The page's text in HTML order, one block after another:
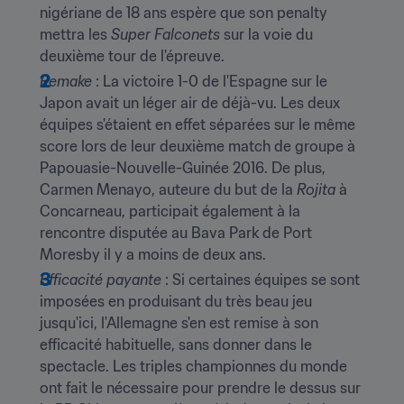
nigériane de 18 ans espère que son penalty
mettra les Super Falconets sur la voie du
deuxième tour de l'épreuve.
Remake : La victoire 1-0 de l'Espagne sur le
Japon avait un léger air de déjà-vu. Les deux
équipes s'étaient en effet séparées sur le même
score lors de leur deuxième match de groupe à
Papouasie-Nouvelle-Guinée 2016. De plus,
Carmen Menayo, auteure du but de la Rojita à
Concarneau, participait également à la
rencontre disputée au Bava Park de Port
Moresby il y a moins de deux ans.
Efficacité payante : Si certaines équipes se sont
imposées en produisant du très beau jeu
jusqu'ici, l'Allemagne s'en est remise à son
efficacité habituelle, sans donner dans le
spectacle. Les triples championnes du monde
ont fait le nécessaire pour prendre le dessus sur